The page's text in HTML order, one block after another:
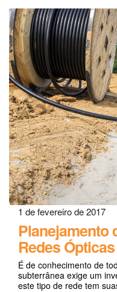
1 de fevereiro de 2017
Planejamento
Redes
É de conhecimento de
subterrânea exige um
este tipo de rede tem